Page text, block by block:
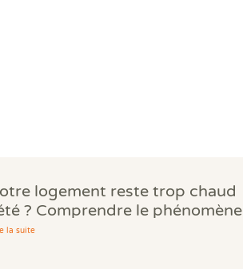
logement reste trop chaud
? Comprendre le phénomène
bouilloires thermiques.
la suite